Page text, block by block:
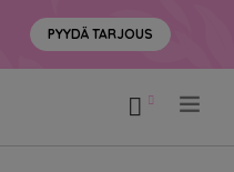
PYYDÄ TARJOUS